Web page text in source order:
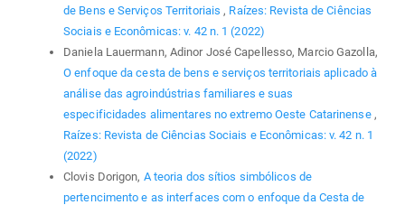
de Bens e Serviços Territoriais , Raízes: Revista de Ciências
Sociais e Econômicas: v. 42 n. 1 (2022)
Daniela Lauermann, Adinor José Capellesso, Marcio Gazolla,
O enfoque da cesta de bens e serviços territoriais aplicado à
análise das agroindústrias familiares e suas
especificidades alimentares no extremo Oeste Catarinense ,
Raízes: Revista de Ciências Sociais e Econômicas: v. 42 n. 1
(2022)
Clovis Dorigon, A teoria dos sítios simbólicos de
pertencimento e as interfaces com o enfoque da Cesta de